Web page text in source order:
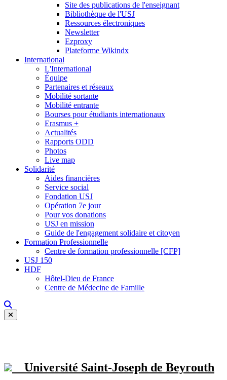
Site des publications de l'enseignant
Bibliothèque de l'USJ
Ressources électroniques
Newsletter
Ezproxy
Plateforme Wikindx
International
L'International
Équipe
Partenaires et réseaux
Mobilité sortante
Mobilité entrante
Bourses pour étudiants internationaux
Erasmus +
Actualités
Rapports ODD
Photos
Live map
Solidarité
Aides financières
Service social
Fondation USJ
Opération 7e jour
Pour vos donations
USJ en mission
Guide de l'engagement solidaire et citoyen
Formation Professionnelle
Centre de formation professionnelle [CFP]
USJ 150
HDF
Hôtel-Dieu de France
Centre de Médecine de Famille
Université Saint-Joseph de Beyrouth